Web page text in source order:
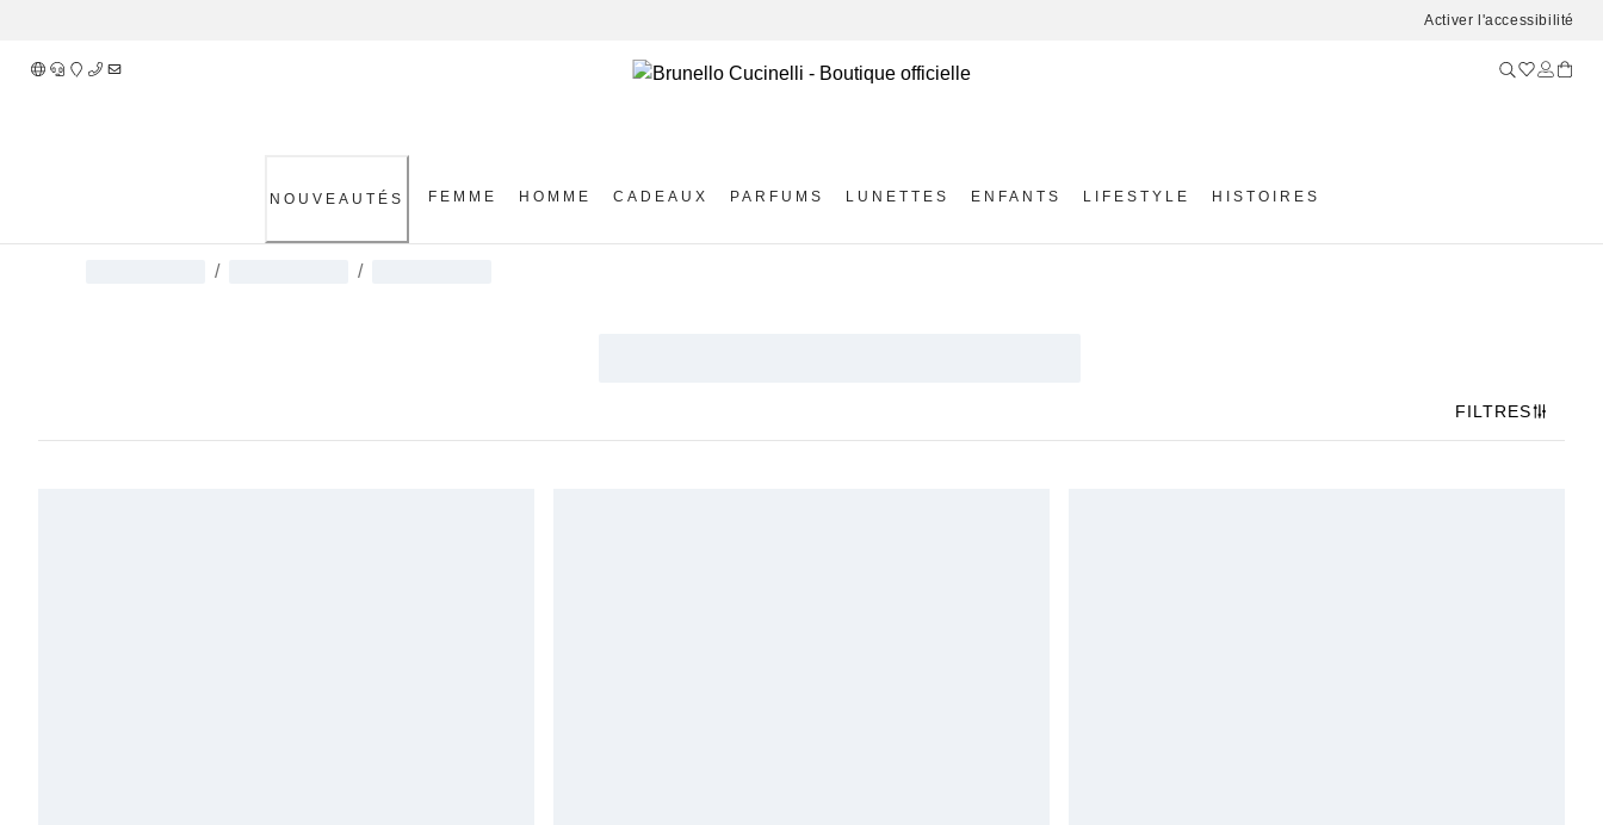
Activer l'accessibilité
NOUVEAUTÉS FEMME HOMME CADEAUX PARFUMS LUNETTES ENFANTS LIFESTYLE HISTOIRES
/ /
FILTRES